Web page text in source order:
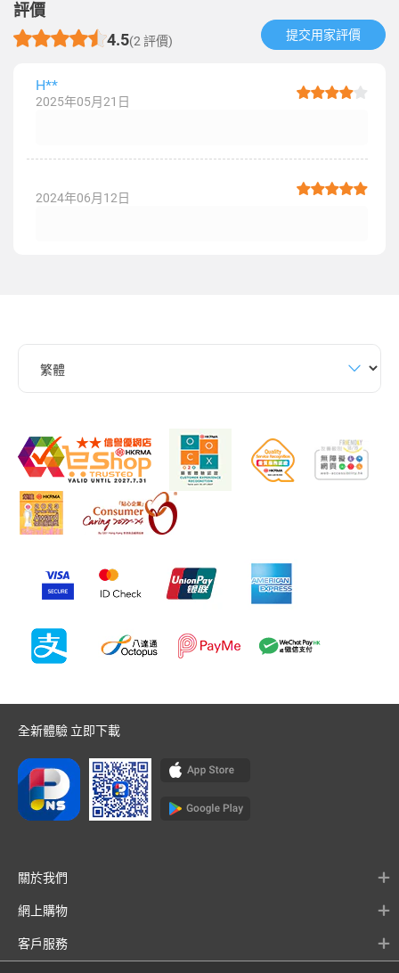
評價
4.5(2 評價) 提交用家評價​
H**
2025年05月21日
2024年06月12日
全新體驗 立即下載
關於我們
網上購物
客戶服務